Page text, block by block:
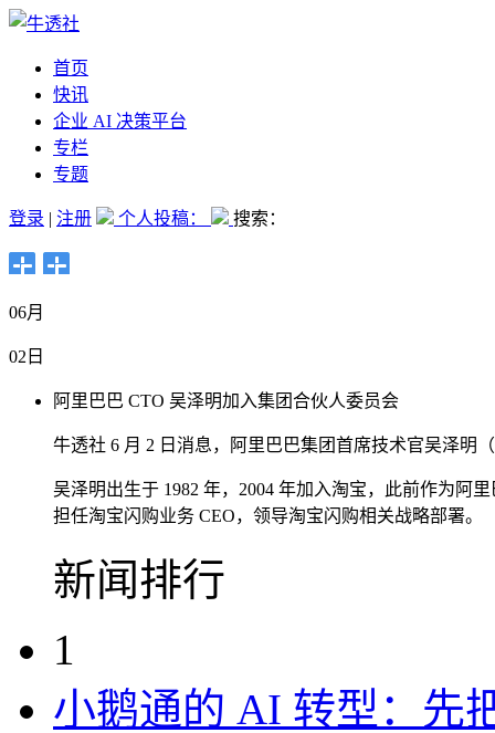
首页
快讯
企业 AI 决策平台
专栏
专题
登录 | 注册 个人投稿： 搜索：
06月
02日
阿里巴巴 CTO 吴泽明加入集团合伙人委员会
牛透社 6 月 2 日消息，阿里巴巴集团首席技术官吴泽明
吴泽明出生于 1982 年，2004 年加入淘宝，此前作为阿
担任淘宝闪购业务 CEO，领导淘宝闪购相关战略部署。
新闻排行
1
小鹅通的 AI 转型：先